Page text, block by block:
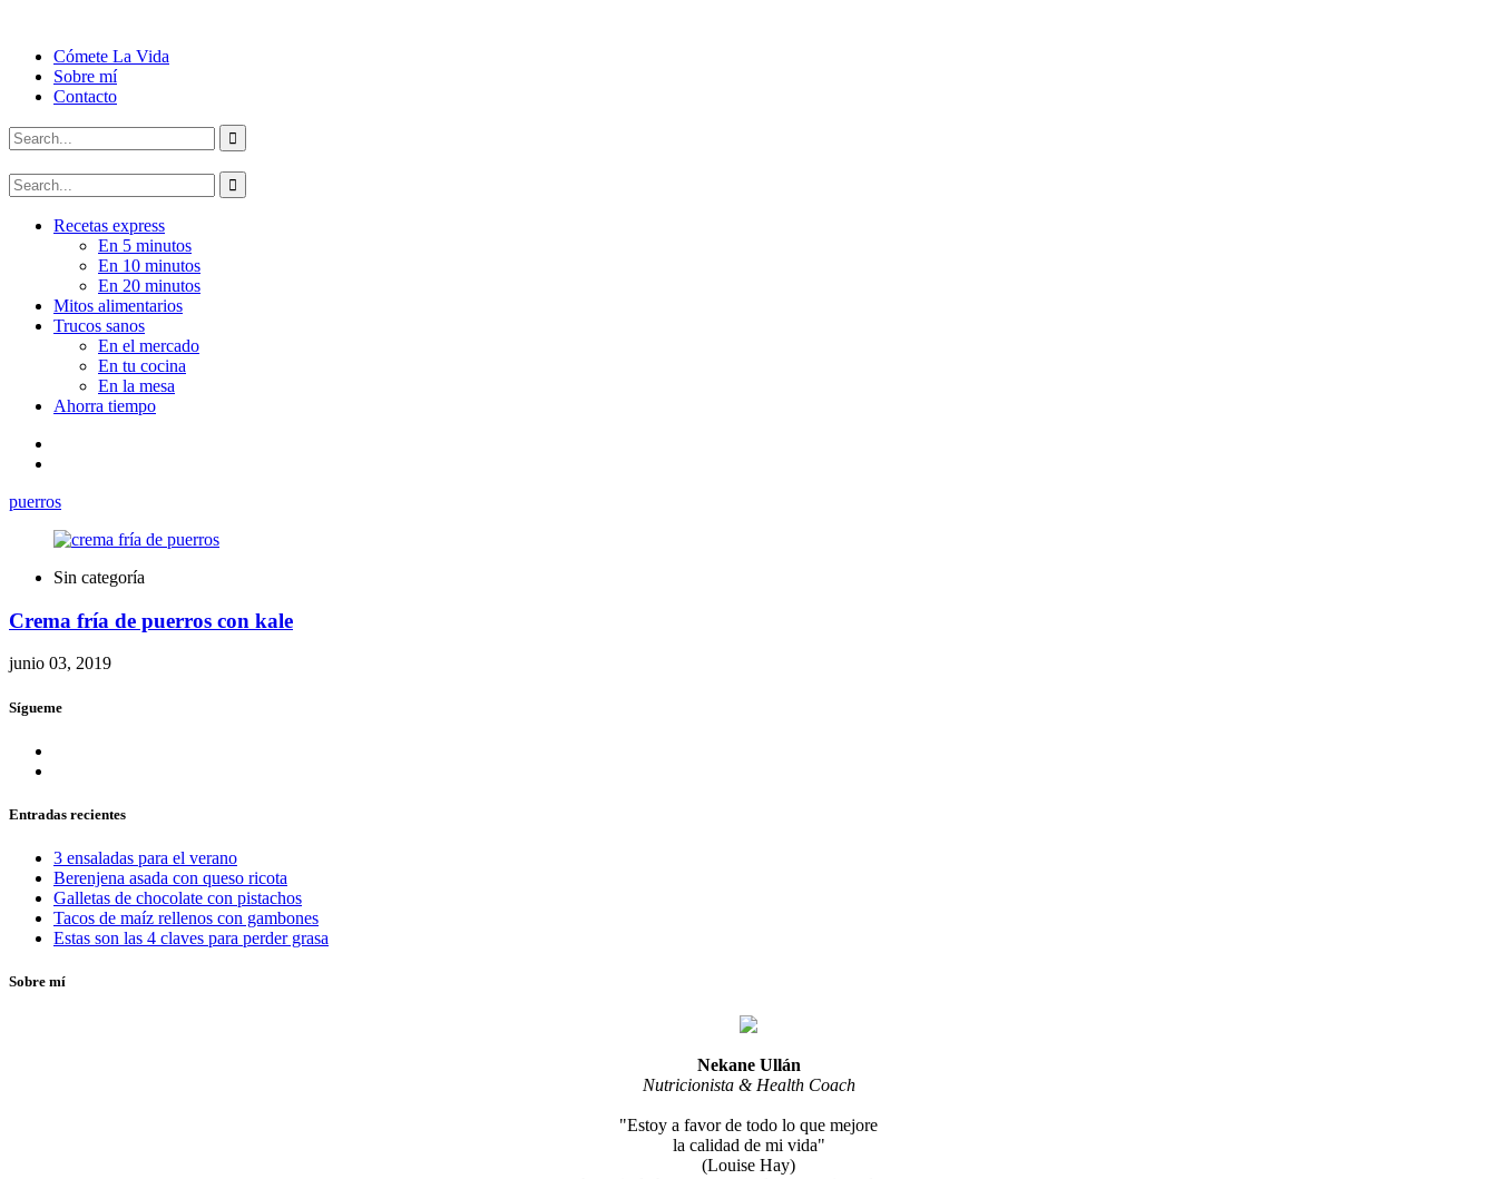
Cómete La Vida
Sobre mí
Contacto
Recetas express
En 5 minutos
En 10 minutos
En 20 minutos
Mitos alimentarios
Trucos sanos
En el mercado
En tu cocina
En la mesa
Ahorra tiempo
puerros
Sin categoría
Crema fría de puerros con kale
junio 03, 2019
Sígueme
Entradas recientes
3 ensaladas para el verano
Berenjena asada con queso ricota
Galletas de chocolate con pistachos
Tacos de maíz rellenos con gambones
Estas son las 4 claves para perder grasa
Sobre mí
Nekane Ullán
Nutricionista & Health Coach
"Estoy a favor de todo lo que mejore
la calidad de mi vida"
(Louise Hay)